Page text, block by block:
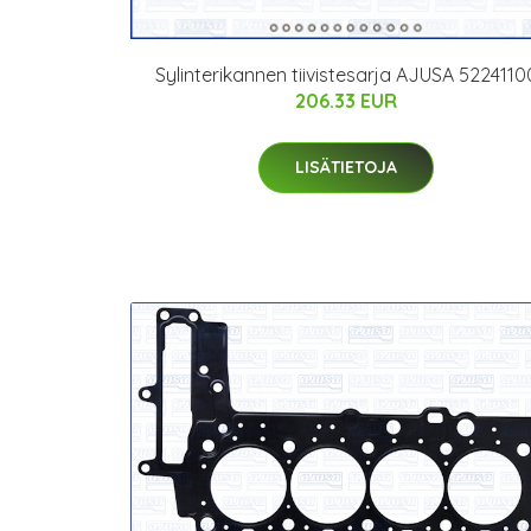
Sylinterikannen tiivistesarja AJUSA
206.33 EUR
LISÄTIETOJA